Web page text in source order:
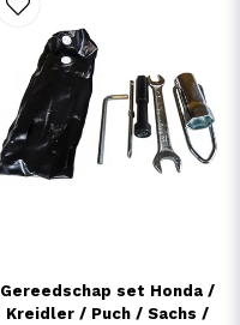
Gereedschap set Honda /
Kreidler / Puch / Sachs /